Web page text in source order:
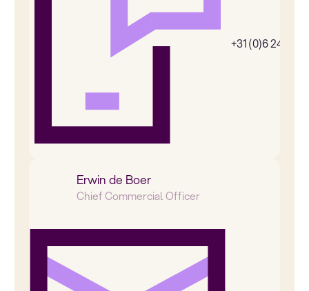
+31 (0)6
Erwin de Boer
Chief Commercial Officer